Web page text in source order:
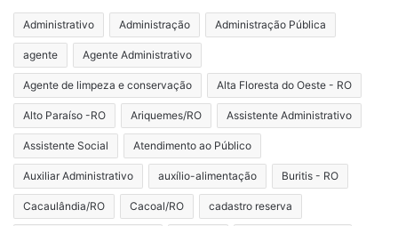
Administrativo Administração Administração Pública
agente Agente Administrativo
Agente de limpeza e conservação Alta Floresta do Oeste - RO
Alto Paraíso -RO Ariquemes/RO Assistente Administrativo
Assistente Social Atendimento ao Público
Auxiliar Administrativo auxílio-alimentação Buritis - RO
Cacaulândia/RO Cacoal/RO cadastro reserva